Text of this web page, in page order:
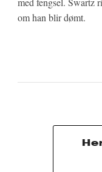
om han blir dømt.